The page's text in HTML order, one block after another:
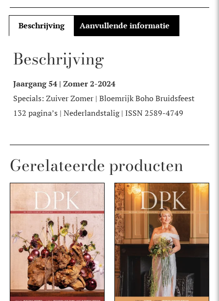
Beschrijving Aanvullende informatie
Beschrijving
Jaargang 54 | Zomer 2-2024
Specials: Zuiver Zomer | Bloemrijk Boho Bruidsfeest
132 pagina’s | Nederlandstalig | ISSN 2589-4749
Gerelateerde producten